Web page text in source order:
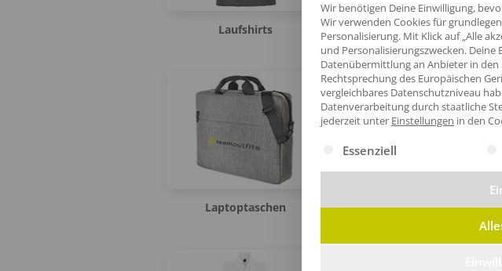
Laufshirts Regenjacken
Laptoptaschen Hosen
Wir benötigen Deine Einwilligung,
Wir verwenden Cookies für
Personalisierung. Mit Klick auf „Alle
und Personalisierungszwecken.
Datenübermittlung an Anbieter in den
Rechtsprechung des Europäischen
vergleichbares Datenschutzniveau
Datenverarbeitung durch staatliche
jederzeit unter Einstellungen in den
Es folgt eine Liste der Service-
Essenziell